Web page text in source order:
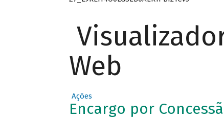
Web
Ações
Encargo por